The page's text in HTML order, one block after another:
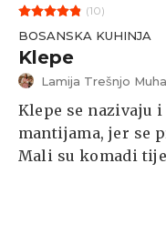
(10)
BOSANSKA KUHINJA
Klepe
Lamija Trešnjo
Klepe se nazivaju
mantijama, jer se
Mali su komadi